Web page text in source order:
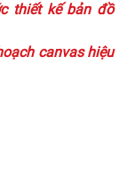
thiết kế bản đồ
canvas hiệu